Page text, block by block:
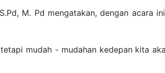
M. Pd mengatakan, dengan
mudah - mudahan kedepan kita